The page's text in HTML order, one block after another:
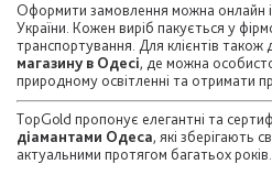
Оформити замовлення можна онлайн
України. Кожен виріб пакується у
транспортування. Для клієнтів також
магазину в Одесі, де можна
природному освітленні та отримати
TopGold пропонує елегантні та
діамантами Одеса, які зберігають
актуальними протягом багатьох років.